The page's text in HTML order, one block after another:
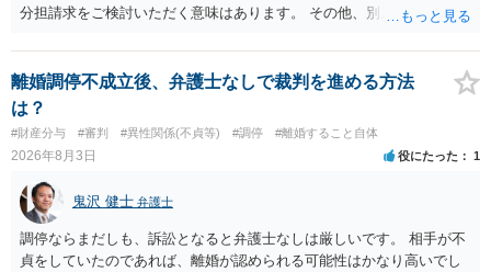
況、別居後にどのような養育環境を用意できるかといった、これまで
養育費については、離婚後も父母双方がそれぞれの収入に応じて負担
するのが原則となります。
分担請求をご検討いただく意味はあります。 その他、別居の経緯、質
て、ご検討いただくのが良いかと思います。
離婚調停不成立後、弁護士なしで裁判を進める方法
は？
#財産分与 #審判 #異性関係(不貞等) #調停 #離婚すること自体
2026年8月3日 役にたった 1
鬼沢 健士 弁護士
調停ならまだしも、訴訟となると弁護士なしは厳しいです。 相手が不
貞をしていたのであれば、離婚が認められる可能性はかなり高いでし